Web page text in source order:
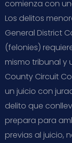
comienza con
Los delitos
General District
(felonies)
mismo tribunal y
County Circuit
un juicio con
delito que
prepara para
previas al juicio,